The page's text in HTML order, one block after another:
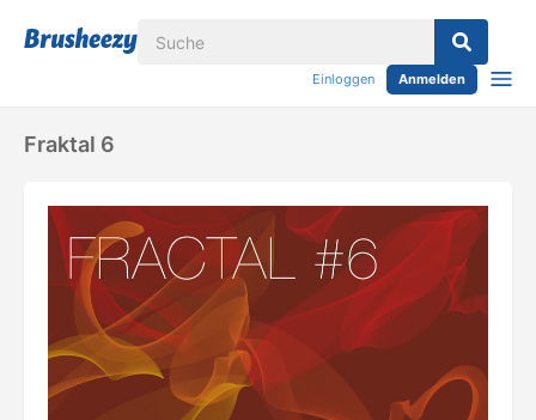
Einloggen Anmelden
Fraktal 6